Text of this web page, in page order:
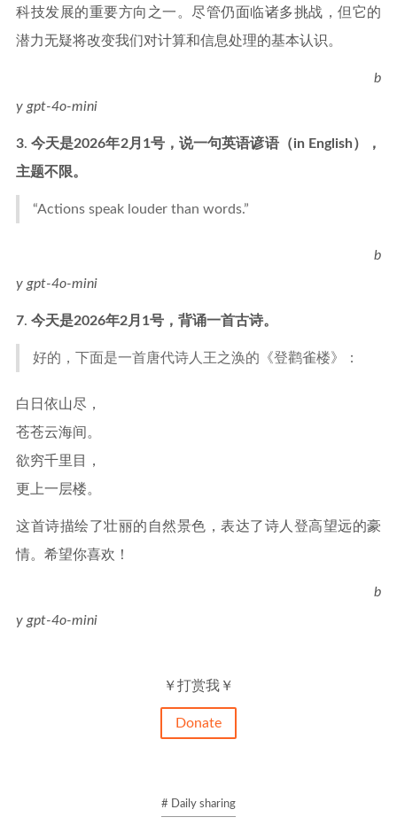
科技发展的重要方向之一。尽管仍面临诸多挑战，但它的
潜力无疑将改变我们对计算和信息处理的基本认识。
b
y gpt-4o-mini
3.今天是2026年2月1号，说一句英语谚语（in English），
主题不限。
“Actions speak louder than words.”
b
y gpt-4o-mini
7. 今天是2026年2月1号，背诵一首古诗。
好的，下面是一首唐代诗人王之涣的《登鹳雀楼》：
白日依山尽，
苍苍云海间。
欲穷千里目，
更上一层楼。
这首诗描绘了壮丽的自然景色，表达了诗人登高望远的豪
情。希望你喜欢！
b
y gpt-4o-mini
￥打赏我￥
Donate
# Daily sharing